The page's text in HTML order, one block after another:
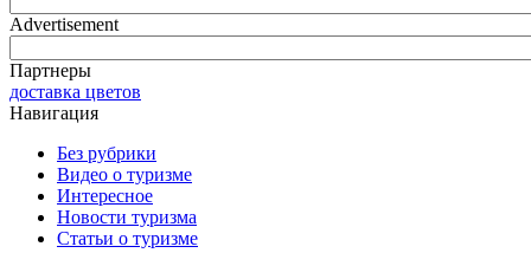
Advertisement
Партнеры
доставка цветов
Навигация
Без рубрики
Видео о туризме
Интересное
Новости туризма
Статьи о туризме